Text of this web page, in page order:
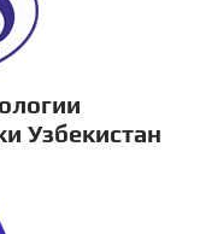
Узбекистан